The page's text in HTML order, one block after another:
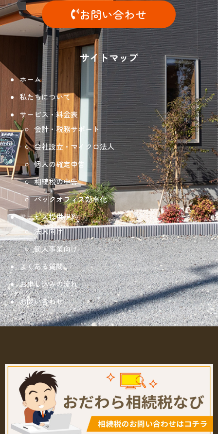
お問い合わせ
サイトマップ
ホーム
私たちについて
サービス・料金表
会計・税務サポート
会社設立・マイクロ法人
個人の確定申告
相続税の申告
バックオフィス効率化
サービス提供規約
法人向け
個人事業向け
よくある質問
お申し込みの流れ
お問い合わせ